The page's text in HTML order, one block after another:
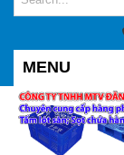
MENU